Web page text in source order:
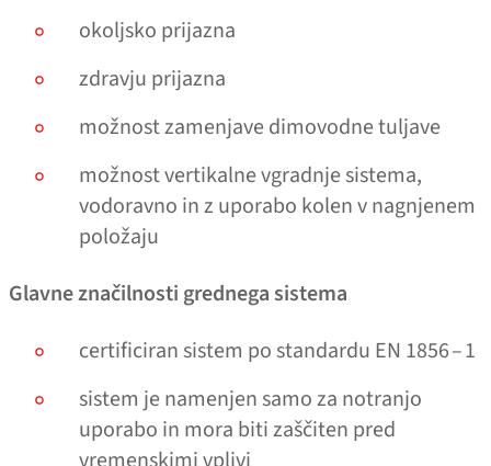
okoljsko prijazna
zdravju prijazna
možnost zamenjave dimovodne tuljave
možnost vertikalne vgradnje sistema,
vodoravno in z uporabo kolen v nagnjenem
položaju
Glavne značilnosti grednega sistema
certificiran sistem po standardu EN 1856 – 1
sistem je namenjen samo za notranjo
uporabo in mora biti zaščiten pred